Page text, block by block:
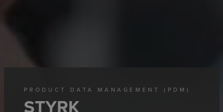
PRODUCT DATA MANAGEMENT (PDM)
STYRK